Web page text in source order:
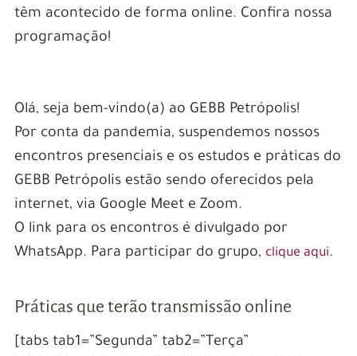
têm acontecido de forma online. Confira nossa
programação!
Olá, seja bem-vindo(a) ao GEBB Petrópolis!
Por conta da pandemia, suspendemos nossos
encontros presenciais e os estudos e práticas do
GEBB Petrópolis estão sendo oferecidos pela
internet, via Google Meet e Zoom.
O link para os encontros é divulgado por
WhatsApp. Para participar do grupo, clique aqui.
Práticas que terão transmissão online
[tabs tab1=”Segunda” tab2=”Terça”